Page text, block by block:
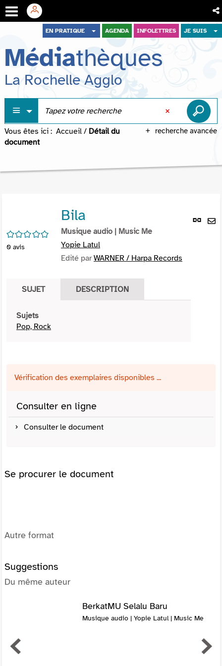
menu
contenu
recherche
EN PRATIQUE AGENDA INFOLETTRES JE SUIS
Médiathèques
La Rochelle Agglo
recherche avancée
Vous êtes ici : Accueil / Détail du
document
Lien
/5
0 avis
Bila
Musique audio | Music Me
Yopie Latul
Edité parWARNER / Harpa Records
SUJET DESCRIPTION
Sujets
Pop, Rock
Vérification des exemplaires disponibles ...
Consulter en ligne
Consulter le document
Se procurer le document
Autre format
Suggestions
Du même auteur
BerkatMU Selalu Baru
Musique audio | Yopie Latul | Music Me